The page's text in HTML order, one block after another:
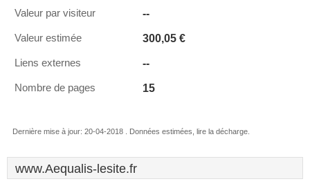
Valeur par visiteur --
Valeur estimée 300,05 €
Liens externes --
Nombre de pages 15
Dernière mise à jour: 20-04-2018 . Données estimées, lire la décharge.
www.Aequalis-lesite.fr